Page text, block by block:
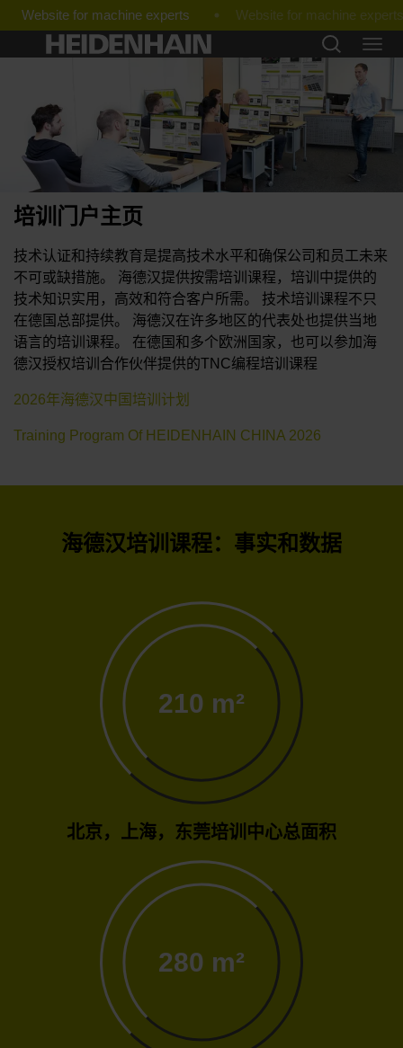
Website for machine experts
培训门户主页
技术认证和持续教育是提高技术水平和确保公司和员工未来
不可或缺措施。 海德汉提供按需培训课程，培训中提供的
技术知识实用，高效和符合客户所需。 技术培训课程不只
在德国总部提供。 海德汉在许多地区的代表处也提供当地
语言的培训课程。 在德国和多个欧洲国家，也可以参加海
德汉授权培训合作伙伴提供的TNC编程培训课程
2026年海德汉中国培训计划
Training Program Of HEIDENHAIN CHINA 2026
海德汉培训课程：事实和数据
210 m²
北京，上海，东莞培训中心总面积
280 m²